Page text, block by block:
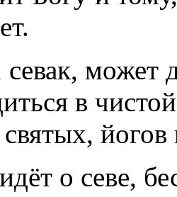
может
в
о севе,